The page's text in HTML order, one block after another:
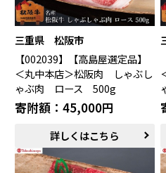
三重県 松阪市
【002039】【高島屋選定品】
＜丸中本店＞松阪肉 しゃぶし
ゃぶ肉 ロース 500g
寄附額：45,000円
詳しくはこちら